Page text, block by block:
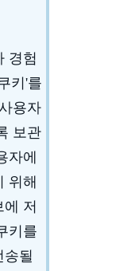
경험
키'를
용자
보관
자에
위해
저
키를
될